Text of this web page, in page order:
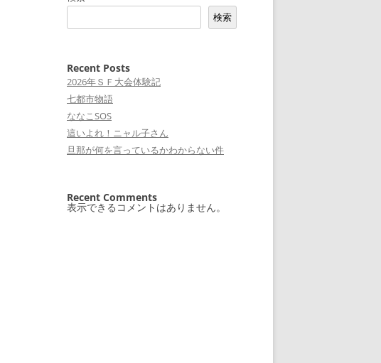
検索
Recent Posts
2026年ＳＦ大会体験記
七都市物語
ななこSOS
這いよれ！ニャル子さん
旦那が何を言っているかわからない件
Recent Comments
表示できるコメントはありません。